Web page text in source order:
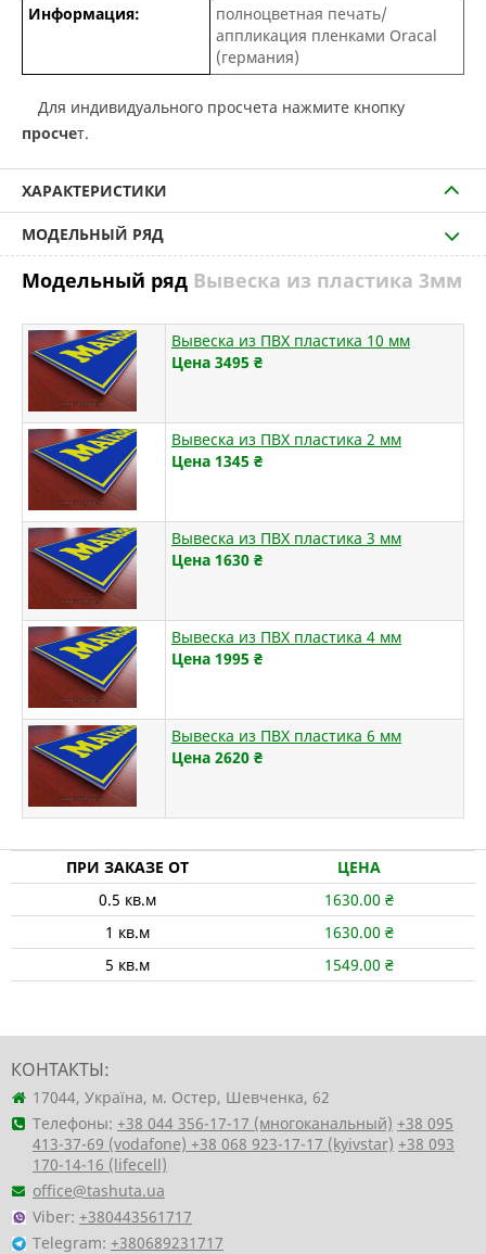
Информация:
полноцветная печать/
аппликация пленками Oracal
(германия)
Для индивидуального просчета нажмите кнопку
просчет.
ХАРАКТЕРИСТИКИ
МОДЕЛЬНЫЙ РЯД
Модельный ряд Вывеска из пластика 3мм
Вывеска из ПВХ пластика 10 мм
Цена 3495 ₴
Вывеска из ПВХ пластика 2 мм
Цена 1345 ₴
Вывеска из ПВХ пластика 3 мм
Цена 1630 ₴
Вывеска из ПВХ пластика 4 мм
Цена 1995 ₴
Вывеска из ПВХ пластика 6 мм
Цена 2620 ₴
ПРИ ЗАКАЗЕ ОТ
ЦЕНА
0.5 кв.м 1630.00 ₴
1 кв.м 1630.00 ₴
5 кв.м 1549.00 ₴
КОНТАКТЫ:
17044, Україна, м. Остер, Шевченка, 62
Телефоны: +38 044 356-17-17 (многоканальный) +38 095
413-37-69 (vodafone) +38 068 923-17-17 (kyivstar) +38 093
170-14-16 (lifecell)
office@tashuta.ua
Viber: +380443561717
Telegram: +380689231717